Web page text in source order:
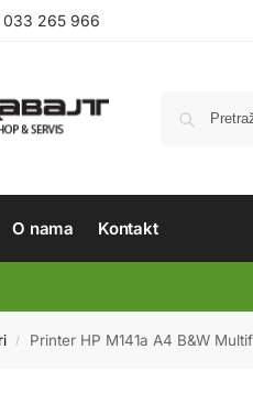
265 966
O nama Kontakt
/ Printer HP M141a A4 B&W